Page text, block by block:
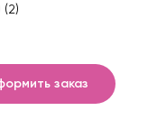
(2)
заказ